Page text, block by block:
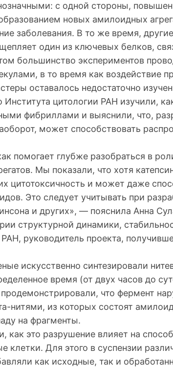
с одной стороны,
новых амилоидных
заболевания. В то же время,
один из ключевых белков,
большинство экспериментов
в то время как воздействие
оставалось недостаточно
Института цитологии РАН изучили,
фибриллами и выяснили, что,
может способствовать
помогает глубже разобраться в
Мы показали, что хотя
цитотоксичность и может даже
Это следует учитывать при
и других», — пояснила Анна
структурной динамики,
руководитель проекта,
искусственно синтезировали
время (от двух часов до
что фермент
нитями, из которых состоят
на фрагменты.
как это разрушение влияет на
Для этого в суспензии
как исходные, так и